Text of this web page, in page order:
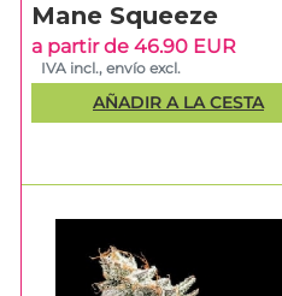
disponibles.
Mane Squeeze
a partir de 46.90 EUR
IVA incl., envío excl.
AÑADIR A LA CESTA